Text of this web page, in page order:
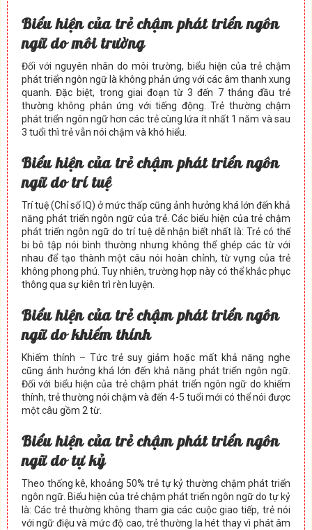
Biểu hiện của trẻ chậm phát triển ngôn
ngữ do môi trường
Đối với nguyên nhân do môi trường, biểu hiện của trẻ chậm
phát triển ngôn ngữ là không phản ứng với các âm thanh xung
quanh. Đặc biệt, trong giai đoạn từ 3 đến 7 tháng đầu trẻ
thường không phản ứng với tiếng động. Trẻ thường chậm
phát triển ngôn ngữ hơn các trẻ cùng lứa ít nhất 1 năm và sau
3 tuổi thì trẻ vẫn nói chậm và khó hiểu.
Biểu hiện của trẻ chậm phát triển ngôn
ngữ do trí tuệ
Trí tuệ (Chỉ số IQ) ở mức thấp cũng ảnh hưởng khá lớn đến khả
năng phát triển ngôn ngữ của trẻ. Các biểu hiện của trẻ chậm
phát triển ngôn ngữ do trí tuệ dễ nhận biết nhất là: Trẻ có thể
bi bô tập nói bình thường nhưng không thể ghép các từ với
nhau để tạo thành một câu nói hoàn chỉnh, từ vựng của trẻ
không phong phú. Tuy nhiên, trường hợp này có thể khắc phục
thông qua sự kiên trì rèn luyện.
Biểu hiện của trẻ chậm phát triển ngôn
ngữ do khiếm thính
Khiếm thính – Tức trẻ suy giảm hoặc mất khả năng nghe
cũng ảnh hưởng khá lớn đến khả năng phát triển ngôn ngữ.
Đối với biểu hiện của trẻ chậm phát triển ngôn ngữ do khiếm
thính, trẻ thường nói chậm và đến 4-5 tuổi mới có thể nói được
một câu gồm 2 từ.
Biểu hiện của trẻ chậm phát triển ngôn
ngữ do tự kỷ
Theo thống kê, khoảng 50% trẻ tự kỷ thường chậm phát triển
ngôn ngữ. Biểu hiện của trẻ chậm phát triển ngôn ngữ do tự kỷ
là: Các trẻ thường không tham gia các cuộc giao tiếp, trẻ nói
với ngữ điệu và mức độ cao, trẻ thường la hét thay vì phát âm